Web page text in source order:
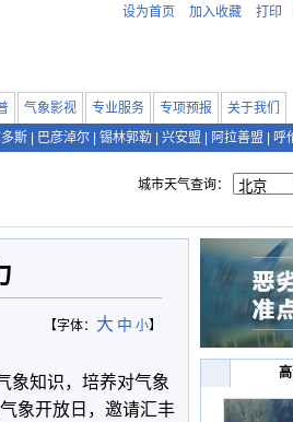
设为首页 加入收藏 打印
气象影视 专业服务 专项预报
关于我们
斯 巴彦淖尔 锡林郭勒 兴安盟 阿拉善盟 呼
城市天气查询：
【字体： 大 中 小】
知识，培养对气象
象开放日，邀请汇丰